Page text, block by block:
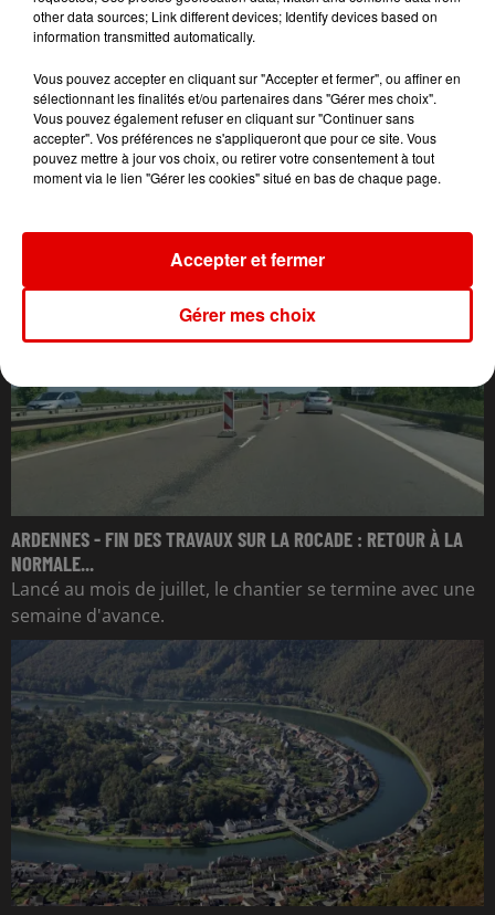
ARDENNES - FIN DES TRAVAUX SUR LA ROCADE : RETOUR À LA
NORMALE...
Lancé au mois de juillet, le chantier se termine avec une
semaine d'avance.
other data sources; Link different devices; Identify devices based on
information transmitted automatically.
Vous pouvez accepter en cliquant sur "Accepter et fermer", ou affiner en
sélectionnant les finalités et/ou partenaires dans "Gérer mes choix".
Vous pouvez également refuser en cliquant sur "Continuer sans
accepter". Vos préférences ne s'appliqueront que pour ce site. Vous
pouvez mettre à jour vos choix, ou retirer votre consentement à tout
moment via le lien "Gérer les cookies" situé en bas de chaque page.
Gérer mes choix
Accepter et fermer